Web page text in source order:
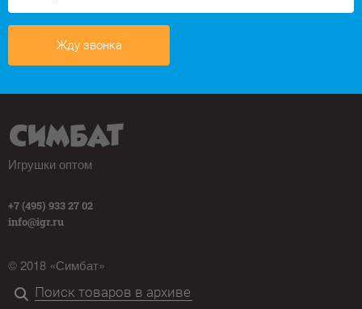
Жду звонка
Игрушки оптом
+7 (495) 933 27 02
info@igr.ru
© 2018 «Симбат»